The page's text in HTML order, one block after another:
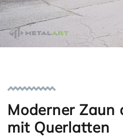
Moderner Zaun
mit Querlatten